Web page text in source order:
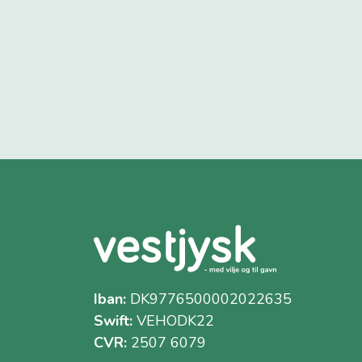
Iban:DK9776500002022635
Swift:VEHODK22
CVR:2507 6079